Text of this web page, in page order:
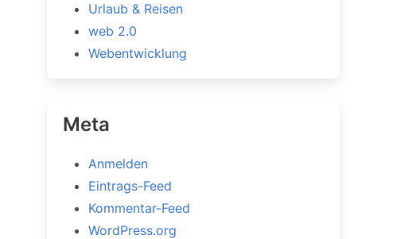
Urlaub & Reisen
web 2.0
Webentwicklung
Meta
Anmelden
Eintrags-Feed
Kommentar-Feed
WordPress.org